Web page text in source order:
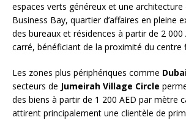
espaces verts généreux et une
Business Bay, quartier d’affaires en pleine
des bureaux et résidences à partir de 2 000
carré, bénéficiant de la proximité du centre
Les zones plus périphériques comme
secteurs de Jumeirah Village Circle
des biens à partir de 1 200 AED par mètre
attirent principalement une clientèle de